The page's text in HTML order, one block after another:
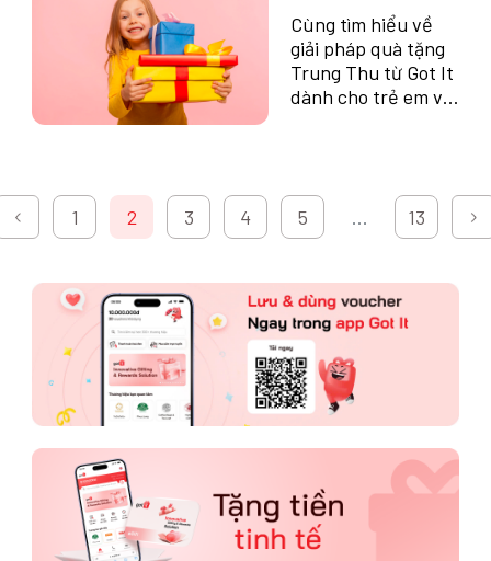
Cùng tìm hiểu về
giải pháp quà tặng
Trung Thu từ Got It
dành cho trẻ em và
này!
1
2 3 4 5 ... 13